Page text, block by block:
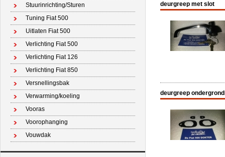
Stuurinrichting/Sturen
Tuning Fiat 500
Uitlaten Fiat 500
Verlichting Fiat 500
Verlichting Fiat 126
Verlichting Fiat 850
Versnellingsbak
Verwarming/koeling
Vooras
Voorophanging
Vouwdak
deurgreep met slot
deurgreep